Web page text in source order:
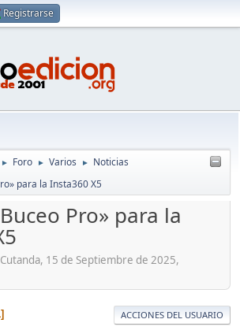
Registrarse
► Foro ► Varios ► Noticias
para la Insta360 X5
Pro» para la
15 de Septiembre de 2025,
ACCIONES DEL USUARIO